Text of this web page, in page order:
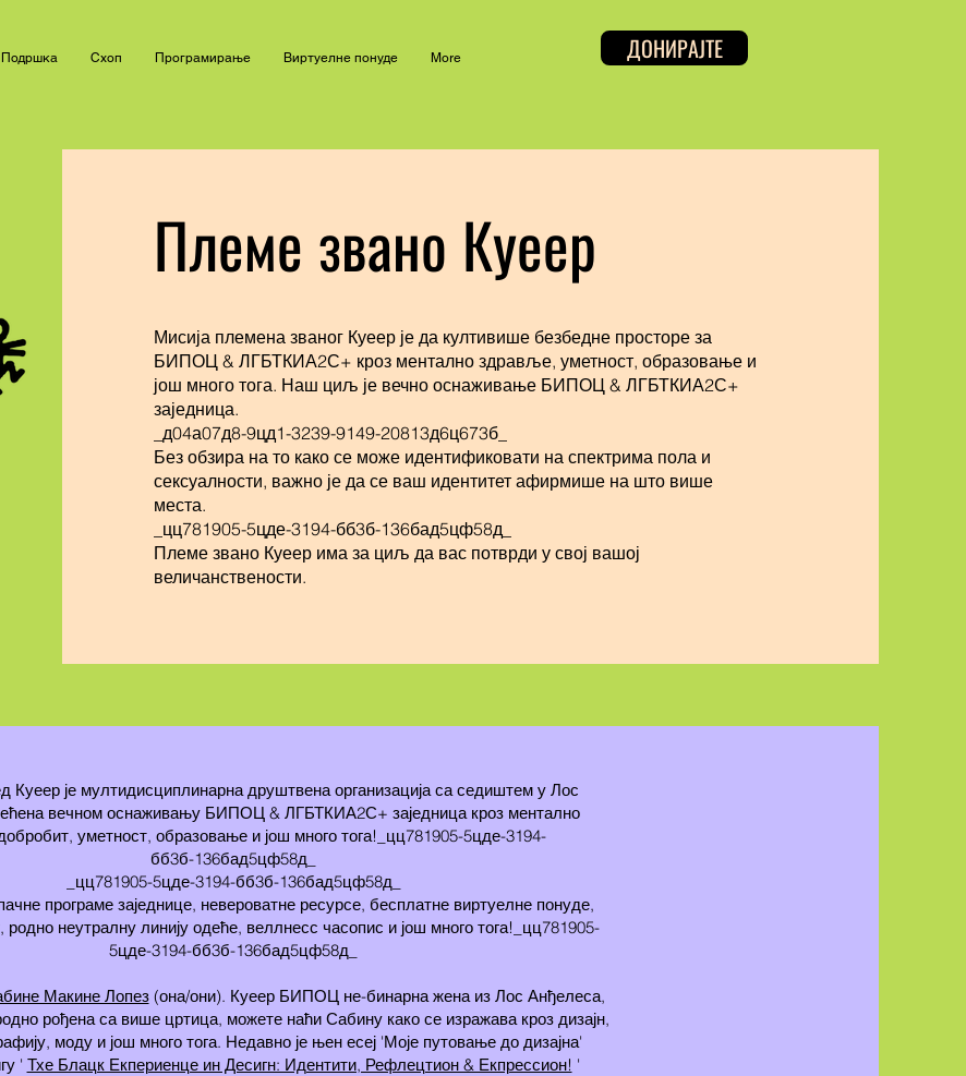
Подршка Схоп Програмирање Виртуелне понуде More ДОНИРАЈТЕ
Племе звано Куеер
Мисија племена званог Куеер је да култивише безбедне просторе за
БИПОЦ & ЛГБТКИА2С+ кроз ментално здравље, уметност, образовање и
још много тога. Наш циљ је вечно оснаживање БИПОЦ & ЛГБТКИА2С+
заједница.
_д04а07д8-9цд1-3239-9149-20813д6ц673б_
Без обзира на то како се може идентификовати на спектрима пола и
сексуалности, важно је да се ваш идентитет афирмише на што више
места.
_цц781905-5цде-3194-бб3б-136бад5цф58д_
Племе звано Куеер има за циљ да вас потврди у свој вашој
величанствености.
Куеер је мултидисциплинарна друштвена организација са седиштем у Лос
вечном оснаживању БИПОЦ & ЛГБТКИА2С+ заједница кроз ментално
уметност, образовање и још много тога!_цц781905-5цде-3194-
бб3б-136бад5цф58д_
_цц781905-5цде-3194-бб3б-136бад5цф58д_
програме заједнице, невероватне ресурсе, бесплатне виртуелне понуде,
родно неутралну линију одеће, веллнесс часопис и још много тога!_цц781905-
5цде-3194-бб3б-136бад5цф58д_
Макине Лопез(она/они). Куеер БИПОЦ не-бинарна жена из Лос Анђелеса,
рођена са више цртица, можете наћи Сабину како се изражава кроз дизајн,
моду и још много тога. Недавно је њен есеј 'Моје путовање до дизајна'
' Тхе Блацк Екпериенце ин Десигн: Идентити, Рефлецтион & Екпрессион! '